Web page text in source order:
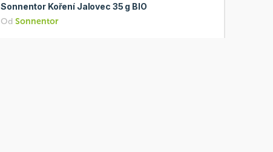
Sonnentor Koření Jalovec 35 g BIO
OdSonnentor